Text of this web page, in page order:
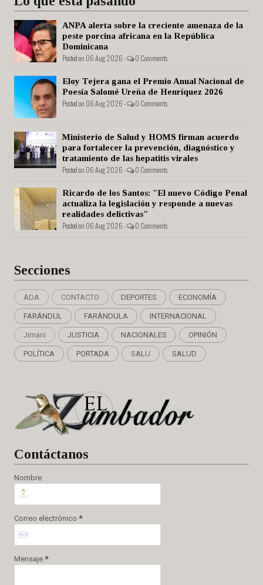
ANPA alerta sobre la creciente amenaza de la
peste porcina africana en la República
Dominicana
Posted on 06 Aug 2026 - 0 Comments
Eloy Tejera gana el Premio Anual Nacional de
Poesía Salomé Ureña de Henríquez 2026
Posted on 06 Aug 2026 - 0 Comments
Ministerio de Salud y HOMS firman acuerdo
para fortalecer la prevención, diagnóstico y
tratamiento de las hepatitis virales
Posted on 06 Aug 2026 - 0 Comments
Ricardo de los Santos: "El nuevo Código Penal
actualiza la legislación y responde a nuevas
realidades delictivas"
Posted on 06 Aug 2026 - 0 Comments
Secciones
ADA CONTACTO DEPORTES ECONOMÍA
FARÁNDUL FARÁNDULA INTERNACIONAL
Jimani JUSTICIA NACIONALES OPINIÓN
POLÍTICA PORTADA SALU SALUD
Contáctanos
Nombre
Correo electrónico *
Mensaje *